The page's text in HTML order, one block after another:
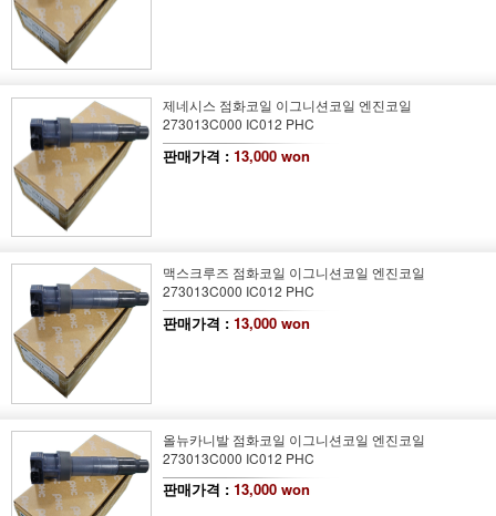
제네시스 점화코일 이그니션코일 엔진코일
273013C000 IC012 PHC
판매가격 : 13,000 won
맥스크루즈 점화코일 이그니션코일 엔진코일
273013C000 IC012 PHC
판매가격 : 13,000 won
올뉴카니발 점화코일 이그니션코일 엔진코일
273013C000 IC012 PHC
판매가격 : 13,000 won